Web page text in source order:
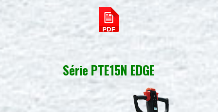
Série PTE15N EDGE